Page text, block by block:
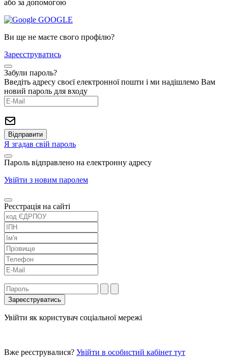
або за допомогою
GOOGLE
Ви ще не маєте свого профілю?
Зареєструватись
Забули пароль?
Введіть адресу своєї електронної пошти і ми надішлемо Вам
новий пароль для входу
Я згадав свій пароль
Пароль відправлено на електронну адресу
Увійти з новим паролем
Реєстрація на сайті
Увійти як користувач соціальної мережі
Вже реєструвалися? Увійти в особистий кабінет тут